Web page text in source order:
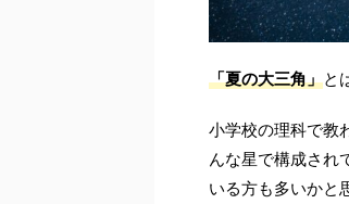
「夏の大三角」と
小学校の理科で教
んな星で構成され
いる方も多いかと